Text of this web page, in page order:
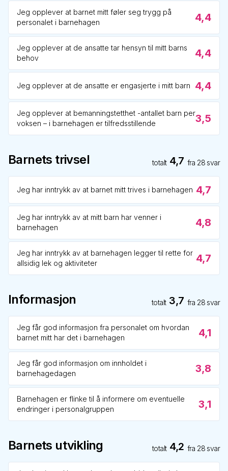
Jeg opplever at barnet mitt føler seg trygg på
personalet i barnehagen
4,4
Jeg opplever at de ansatte tar hensyn til mitt barns
behov
4,4
Jeg opplever at de ansatte er engasjerte i mitt barn 4,4
Jeg opplever at bemanningstetthet -antallet barn per
voksen – i barnehagen er tilfredsstillende
3,5
Barnets trivsel totalt 4,7 fra 28 svar
Jeg har inntrykk av at barnet mitt trives i barnehagen 4,7
Jeg har inntrykk av at mitt barn har venner i
barnehagen
4,8
Jeg har inntrykk av at barnehagen legger til rette for
allsidig lek og aktiviteter
4,7
Informasjon totalt 3,7 fra 28 svar
Jeg får god informasjon fra personalet om hvordan
barnet mitt har det i barnehagen
4,1
Jeg får god informasjon om innholdet i
barnehagedagen
3,8
Barnehagen er flinke til å informere om eventuelle
endringer i personalgruppen
3,1
Barnets utvikling totalt 4,2 fra 28 svar